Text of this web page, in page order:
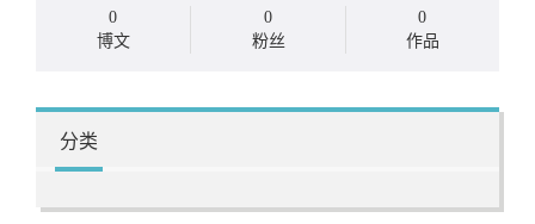
0
博文
0
粉丝
0
作品
分类